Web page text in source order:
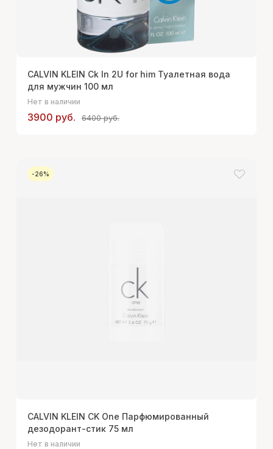
CALVIN KLEIN Ck In 2U for him Туалетная вода
для мужчин 100 мл
Нет в наличии
3900 руб. 6400 руб.
-26%
CALVIN KLEIN CK One Парфюмированный
дезодорант-стик 75 мл
Нет в наличии